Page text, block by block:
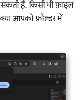
हैं. किसी भी फ़ाइल
आपको फ़ोल्डर में